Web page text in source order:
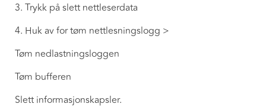
3. Trykk på slett nettleserdata
4. Huk av for tøm nettlesningslogg >
Tøm nedlastningsloggen
Tøm bufferen
Slett informasjonskapsler.